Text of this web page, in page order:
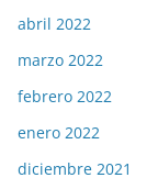
abril 2022
marzo 2022
febrero 2022
enero 2022
diciembre 2021